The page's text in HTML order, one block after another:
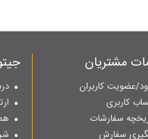
مشتریان
عضویت کاربران
کاربری
سفارشات
سفارش